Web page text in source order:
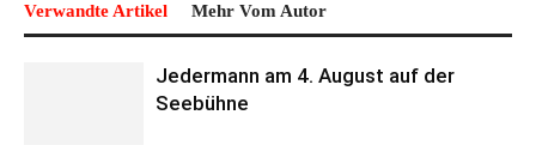
Verwandte Artikel Mehr Vom Autor
Jedermann am 4. August auf der
Seebühne